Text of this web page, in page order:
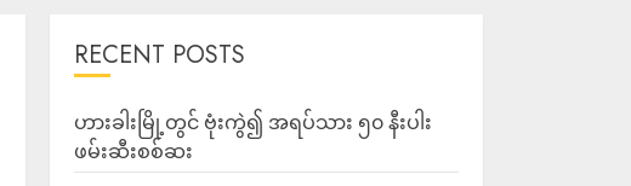
RECENT POSTS
ဟားခါးမြို့တွင် ဗုံးကွဲ၍ အရပ်သား ၅၀ နီးပါး
ဖမ်းဆီးစစ်ဆး